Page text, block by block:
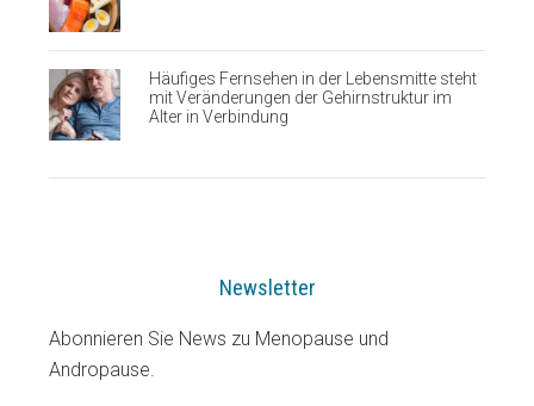
Häufiges Fernsehen in der Lebensmitte steht
mit Veränderungen der Gehirnstruktur im
Alter in Verbindung
Newsletter
Abonnieren Sie News zu Menopause und
Andropause.